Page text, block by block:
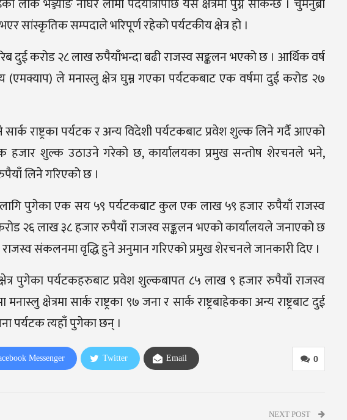
भञ्ज्याङ नाघेर लामो पदयात्रापछि यस क्षेत्रमा पुग्न सकिन्छ । चुमनुब्री
सांस्कृतिक सम्पदाले भरिपूर्ण रहेको पर्यटकीय क्षेत्र हो ।
दुई करोड २८ लाख रुपैयाँभन्दा बढी राजस्व सङ्कलन भएको छ । आर्थिक वर्ष
(एमक्याप) ले मनास्लु क्षेत्र घुम्न गएका पर्यटकबाट एक वर्षमा दुई करोड २७
राष्ट्रका पर्यटक र अन्य विदेशी पर्यटकबाट प्रवेश शुल्क लिने गर्दै आएको
एक हजार शुल्क उठाउने गरेको छ, कार्यालयका प्रमुख सन्तोष शेरचनले भने,
लिने गरिएको छ ।
लागि पुगेका एक सय ५९ पर्यटकबाट कुल एक लाख ५९ हजार रुपैयाँ राजस्व
२६ लाख ३८ हजार रुपैयाँ राजस्व सङ्कलन भएको कार्यालयले जनाएको छ
संकलनमा वृद्धि हुने अनुमान गरिएको प्रमुख शेरचनले जानकारी दिए ।
पुगेका पर्यटकहरुबाट प्रवेश शुल्कबापत ८५ लाख ९ हजार रुपैयाँ राजस्व
सार्क राष्ट्रका ९७ जना र सार्क राष्ट्रबाहेकका अन्य राष्ट्रबाट दुई
पर्यटक त्यहाँ पुगेका छन् ।
0
Messenger Twitter Email
NEXT POST